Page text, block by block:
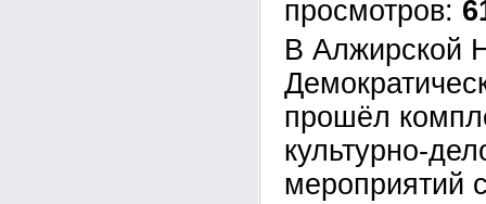
В Алжирской
прошёл
культурно-
мероприятий